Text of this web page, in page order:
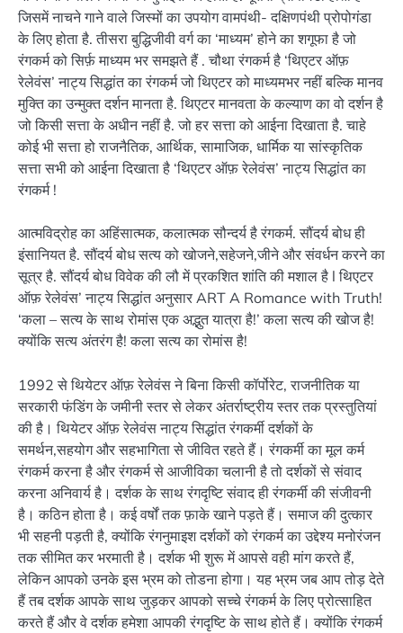
जिसमें नाचने गाने वाले जिस्मों का उपयोग वामपंथी- दक्षिणपंथी प्रोपोगंडा
के लिए होता है. तीसरा बुद्धिजीवी वर्ग का ‘माध्यम’ होने का शगूफा है जो
रंगकर्म को सिर्फ़ माध्यम भर समझते हैं . चौथा रंगकर्म है ‘थिएटर ऑफ़
रेलेवंस’ नाट्य सिद्धांत का रंगकर्म जो थिएटर को माध्यमभर नहीं बल्कि मानव
मुक्ति का उन्मुक्त दर्शन मानता है. थिएटर मानवता के कल्याण का वो दर्शन है
जो किसी सत्ता के अधीन नहीं है. जो हर सत्ता को आईना दिखाता है. चाहे
कोई भी सत्ता हो राजनैतिक, आर्थिक, सामाजिक, धार्मिक या सांस्कृतिक
सत्ता सभी को आईना दिखाता है ‘थिएटर ऑफ़ रेलेवंस’ नाट्य सिद्धांत का
रंगकर्म !
आत्मविद्रोह का अहिंसात्मक, कलात्मक सौन्दर्य है रंगकर्म. सौंदर्य बोध ही
इंसानियत है. सौंदर्य बोध सत्य को खोजने,सहेजने,जीने और संवर्धन करने का
सूत्र है. सौंदर्य बोध विवेक की लौ में प्रकशित शांति की मशाल है l थिएटर
ऑफ़ रेलेवंस’ नाट्य सिद्धांत अनुसार ART A Romance with Truth!
‘कला – सत्य के साथ रोमांस एक अद्भुत यात्रा है!’ कला सत्य की खोज है!
क्योंकि सत्य अंतरंग है! कला सत्य का रोमांस है!
1992 से थियेटर ऑफ़ रेलेवंस ने बिना किसी कॉर्पोरेट, राजनीतिक या
सरकारी फंडिंग के जमीनी स्तर से लेकर अंतर्राष्ट्रीय स्तर तक प्रस्तुतियां
की है। थियेटर ऑफ़ रेलेवंस नाट्य सिद्धांत रंगकर्मी दर्शकों के
समर्थन,सहयोग और सहभागिता से जीवित रहते हैं। रंगकर्मी का मूल कर्म
रंगकर्म करना है और रंगकर्म से आजीविका चलानी है तो दर्शकों से संवाद
करना अनिवार्य है। दर्शक के साथ रंगदृष्टि संवाद ही रंगकर्मी की संजीवनी
है। कठिन होता है। कई वर्षों तक फ़ाके खाने पड़ते हैं। समाज की दुत्कार
भी सहनी पड़ती है, क्योंकि रंगनुमाइश दर्शकों को रंगकर्म का उद्देश्य मनोरंजन
तक सीमित कर भरमाती है। दर्शक भी शुरू में आपसे वही मांग करते हैं,
लेकिन आपको उनके इस भ्रम को तोडना होगा। यह भ्रम जब आप तोड़ देते
हैं तब दर्शक आपके साथ जुड़कर आपको सच्चे रंगकर्म के लिए प्रोत्साहित
करते हैं और वे दर्शक हमेशा आपकी रंगदृष्टि के साथ होते हैं। क्योंकि रंगकर्म